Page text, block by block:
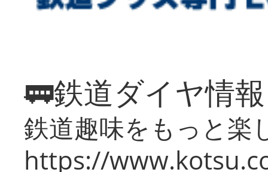
🚃鉄道ダイヤ情
鉄道趣味をもっと楽
https://